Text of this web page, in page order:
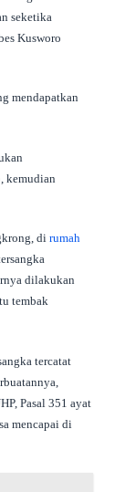
seketika
Kusworo
mendapatkan
kemudian
di rumah
dilakukan
tembak
tercatat
Pasal 351 ayat
mencapai di